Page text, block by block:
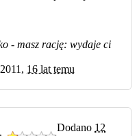
- masz rację: wydaje ci
16 lat temu
Dodano 12